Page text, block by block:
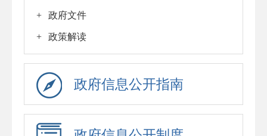
+ 政府文件
+ 政策解读
政府信息公开指南